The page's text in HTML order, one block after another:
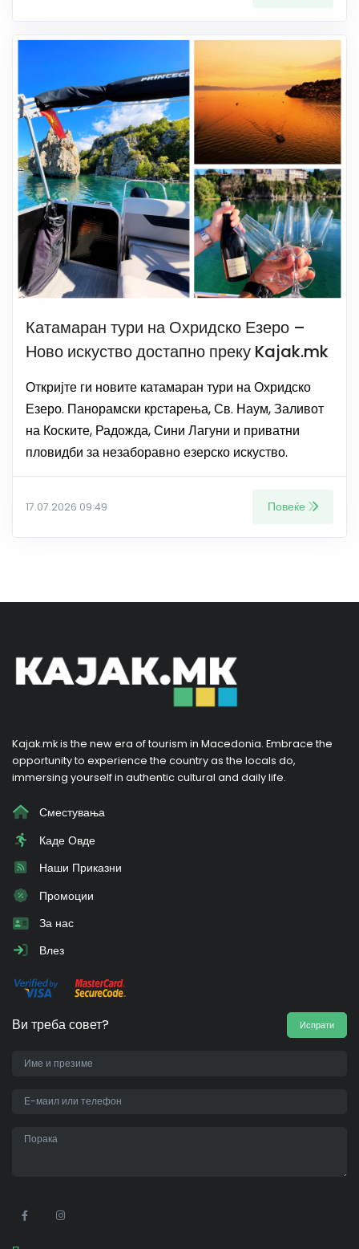
Катамаран тури на Охридско Езеро –
Ново искуство достапно преку Kajak.mk
Откријте ги новите катамаран тури на Охридско
Езеро. Панорамски крстарења, Св. Наум, Заливот
на Коските, Радожда, Сини Лагуни и приватни
пловидби за незаборавно езерско искуство.
17.07.2026 09:49 Повеќе
Kajak.mk is the new era of tourism in Macedonia. Embrace the
opportunity to experience the country as the locals do,
immersing yourself in authentic cultural and daily life.
Сместувања
Каде Овде
Наши Приказни
Промоции
За нас
Влез
Ви треба совет? Испрати